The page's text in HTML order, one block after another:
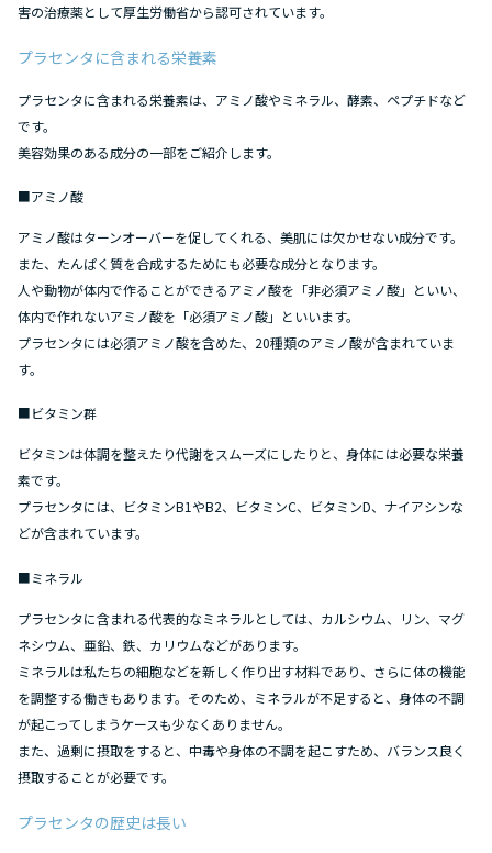
害の治療薬として厚生労働省から認可されています。
プラセンタに含まれる栄養素
プラセンタに含まれる栄養素は、アミノ酸やミネラル、酵素、ペプチドなど
です。
美容効果のある成分の一部をご紹介します。
■アミノ酸
アミノ酸はターンオーバーを促してくれる、美肌には欠かせない成分です。
また、たんぱく質を合成するためにも必要な成分となります。
人や動物が体内で作ることができるアミノ酸を「非必須アミノ酸」といい、
体内で作れないアミノ酸を「必須アミノ酸」といいます。
プラセンタには必須アミノ酸を含めた、20種類のアミノ酸が含まれていま
す。
■ビタミン群
ビタミンは体調を整えたり代謝をスムーズにしたりと、身体には必要な栄養
素です。
プラセンタには、ビタミンB1やB2、ビタミンC、ビタミンD、ナイアシンな
どが含まれています。
■ミネラル
プラセンタに含まれる代表的なミネラルとしては、カルシウム、リン、マグ
ネシウム、亜鉛、鉄、カリウムなどがあります。
ミネラルは私たちの細胞などを新しく作り出す材料であり、さらに体の機能
を調整する働きもあります。そのため、ミネラルが不足すると、身体の不調
が起こってしまうケースも少なくありません。
また、過剰に摂取をすると、中毒や身体の不調を起こすため、バランス良く
摂取することが必要です。
プラセンタの歴史は長い